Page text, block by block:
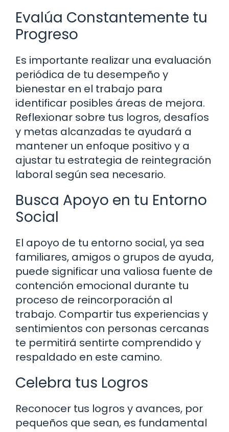
Evalúa Constantemente tu
Progreso
Es importante realizar una evaluación
periódica de tu desempeño y
bienestar en el trabajo para
identificar posibles áreas de mejora.
Reflexionar sobre tus logros, desafíos
y metas alcanzadas te ayudará a
mantener un enfoque positivo y a
ajustar tu estrategia de reintegración
laboral según sea necesario.
Busca Apoyo en tu Entorno
Social
El apoyo de tu entorno social, ya sea
familiares, amigos o grupos de ayuda,
puede significar una valiosa fuente de
contención emocional durante tu
proceso de reincorporación al
trabajo. Compartir tus experiencias y
sentimientos con personas cercanas
te permitirá sentirte comprendido y
respaldado en este camino.
Celebra tus Logros
Reconocer tus logros y avances, por
pequeños que sean, es fundamental